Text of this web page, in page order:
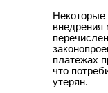
Некоторые
внедрения
платежах
что
утерян.